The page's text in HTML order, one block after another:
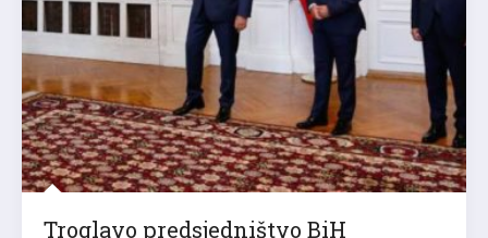
Troglavo predsjedništvo BiH